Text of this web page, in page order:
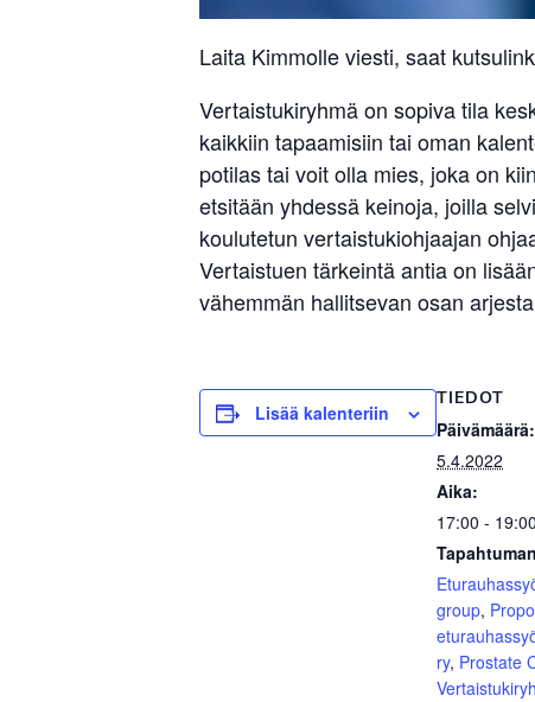
Laita Kimmolle viesti, saat
Vertaistukiryhmä on sopiva tila
kaikkiin tapaamisiin tai oman
potilas tai voit olla mies, joka on
etsitään yhdessä keinoja, joilla
koulutetun vertaistukiohjaajan
Vertaistuen tärkeintä antia on
vähemmän hallitsevan osan
Lisää kalenteriin
TIEDOT
Päivämäärä:
5.4.2022
Aika:
17:00 - 19:00
group,
ry, Prostate